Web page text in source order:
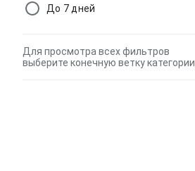
До 7 дней
Для просмотра всех фильтров
выберите конечную ветку категории